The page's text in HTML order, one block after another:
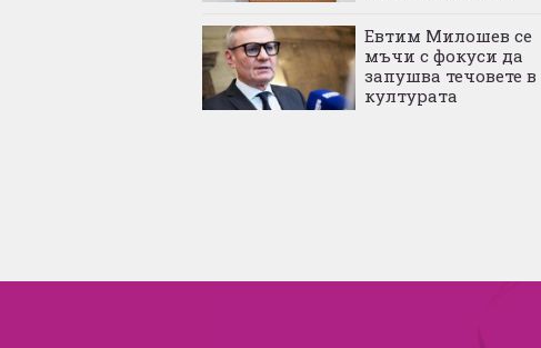
Евтим Милошев се
мъчи с фокуси да
запушва течовете в
културата